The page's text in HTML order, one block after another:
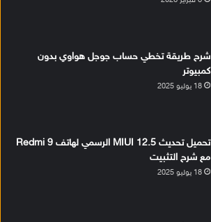
شرح طريقة تخطي حساب جوجل هواوي بدون
كمبيوتر
18 يوليو 2025
تحميل تحديث MIUI 12.5 الرسمي لهاتف Redmi 9
مع شرح التثبيت
18 يوليو 2025